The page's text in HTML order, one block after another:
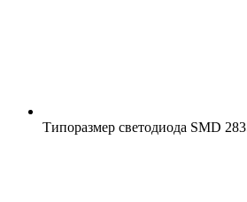
Типоразмер светодиода SMD